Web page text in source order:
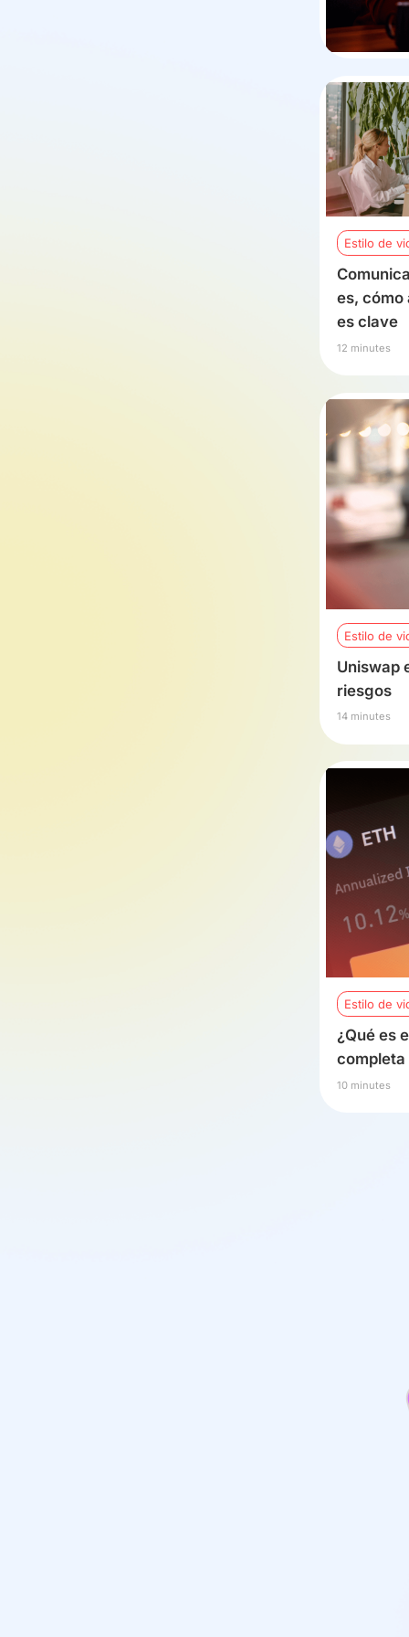
Estilo de
es, cómo
es clave
12 minutes
Estilo de
Uniswap
riesgos
14 minutes
Estilo de
¿Qué es
10 minutes